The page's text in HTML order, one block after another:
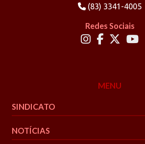
(83) 3341-4005
Redes Sociais
MENU
SINDICATO
NOTÍCIAS